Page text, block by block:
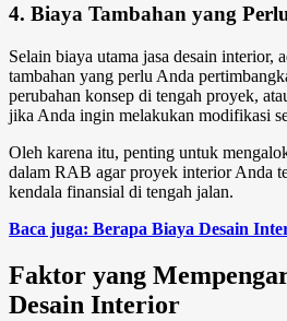
4. Biaya Tambahan yang
Selain biaya utama jasa desain interior,
tambahan yang perlu Anda
perubahan konsep di tengah proyek,
jika Anda ingin melakukan modifikasi
Oleh karena itu, penting untuk
dalam RAB agar proyek interior Anda
kendala finansial di tengah jalan.
Baca juga: Berapa Biaya Desain
Faktor yang
Desain Interior